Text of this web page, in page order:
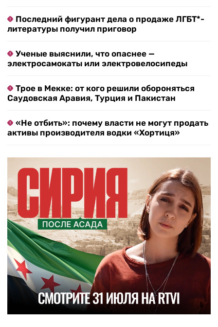
Последний фигурант дела о продаже ЛГБТ*-
литературы получил приговор
Ученые выяснили, что опаснее —
электросамокаты или электровелосипеды
Трое в Мекке: от кого решили обороняться
Саудовская Аравия, Турция и Пакистан
«Не отбить»: почему власти не могут продать
активы производителя водки «Хортиця»